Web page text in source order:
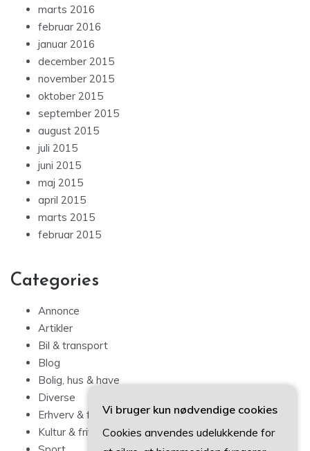
marts 2016
februar 2016
januar 2016
december 2015
november 2015
oktober 2015
september 2015
august 2015
juli 2015
juni 2015
maj 2015
april 2015
marts 2015
februar 2015
Categories
Annonce
Artikler
Bil & transport
Blog
Bolig, hus & have
Diverse
Erhverv & forbrug
Kultur & fritid
Vi bruger kun nødvendige cookies
Cookies anvendes udelukkende for